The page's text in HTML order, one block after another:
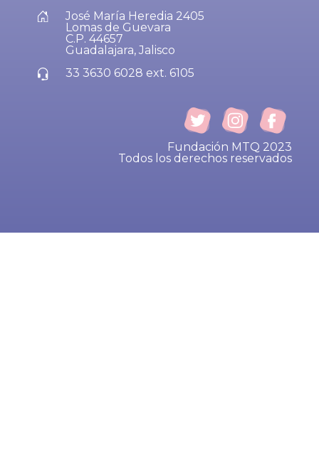
José María Heredia 2405
Lomas de Guevara
C.P. 44657
Guadalajara, Jalisco
33 3630 6028 ext. 6105
Fundación MTQ 2023
Todos los derechos reservados